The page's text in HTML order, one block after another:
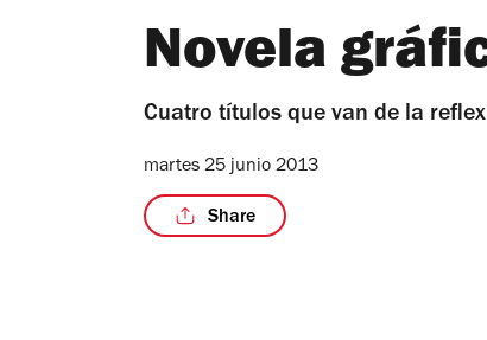
Novela
Cuatro títulos que van de la
martes 25 junio 2013
Share